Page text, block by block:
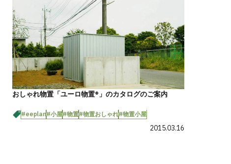
おしゃれ物置「ユーロ物置®」のカタログのご案内
#eeplan#小屋#物置#物置おしゃれ#物置小屋
2015.03.16